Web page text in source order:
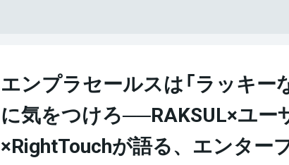
エンプラセールスは「ラッキー
に気をつけろ──RAKSUL×ユー
×RightTouchが語る、エンター